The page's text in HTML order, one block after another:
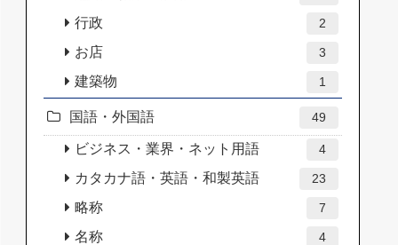
行政 2
お店 3
建築物 1
国語・外国語 49
ビジネス・業界・ネット用語 4
カタカナ語・英語・和製英語 23
略称 7
名称 4